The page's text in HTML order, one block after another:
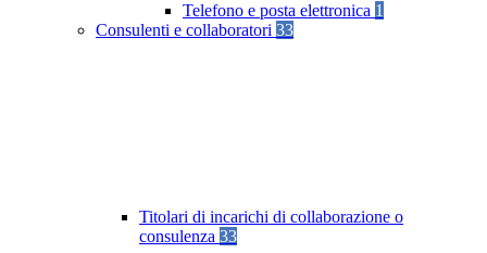
Telefono e posta elettronica 1
Consulenti e collaboratori 33
Titolari di incarichi di collaborazione o
consulenza 33